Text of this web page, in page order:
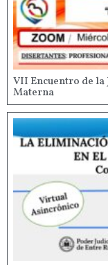
VII Encuentro de
Materna